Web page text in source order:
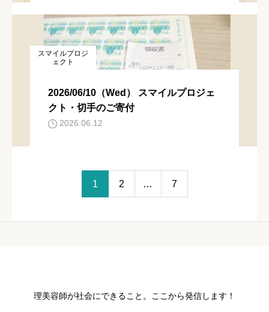
スマイルプロジ
ェクト
2026/06/10（Wed） スマイルプロジェ
クト・切手のご寄付
2026.06.12
1 2 … 7
理美容師が社会にできること。ここから発信します！